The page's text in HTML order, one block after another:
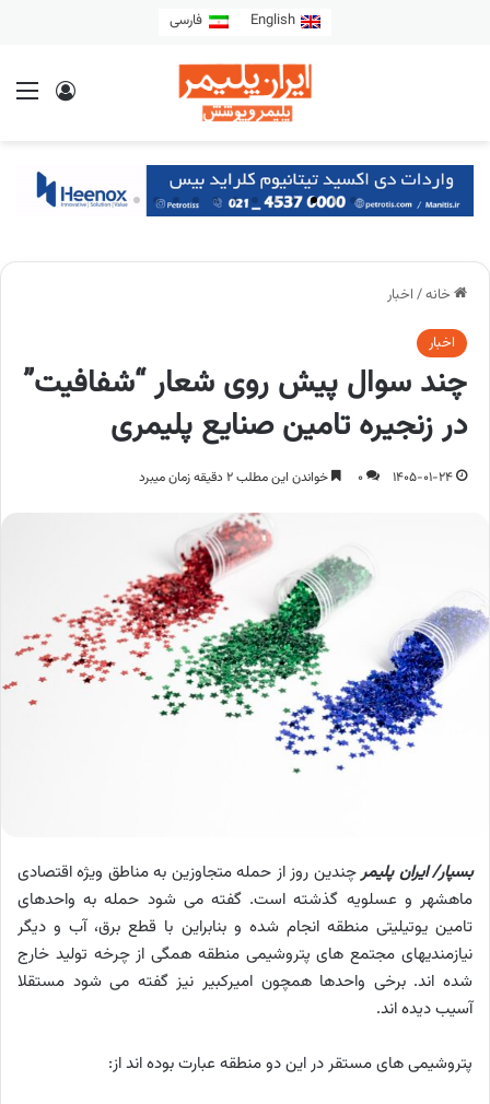
English فارسی
خانه/ اخبار
اخبار
چند سوال پیش روی شعار “شفافیت”
در زنجیره تامین صنایع پلیمری
1405-01-24
0 خواندن این مطلب 2 دقیقه زمان میبرد
بسپار/ ایران پلیمرچندین روز از حمله متجاوزین به مناطق ویژه اقتصادی
ماهشهر و عسلویه گذشته است. گفته می شود حمله به واحدهای
تامین یوتیلیتی منطقه انجام شده و بنابراین با قطع برق، آب و دیگر
نیازمندیهای مجتمع های پتروشیمی منطقه همگی از چرخه تولید خارج
شده اند. برخی واحدها همچون امیرکبیر نیز گفته می شود مستقلا
آسیب دیده اند.
پتروشیمی های مستقر در این دو منطقه عبارت بوده اند از: